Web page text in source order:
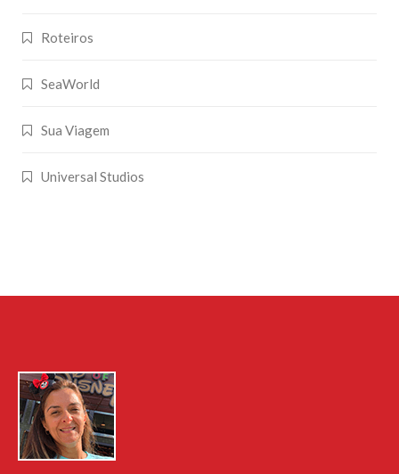
Roteiros
SeaWorld
Sua Viagem
Universal Studios